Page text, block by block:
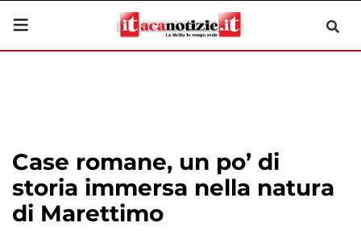
Case romane, un po’ di
storia immersa nella natura
di Marettimo